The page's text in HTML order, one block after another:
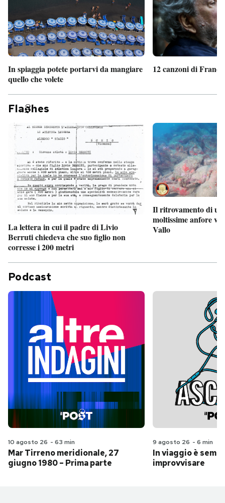
In spiaggia potete portarvi da mangiare
quello che volete
12 canzoni di
Fla hes
La lettera in cui il padre di Livio
Berruti chiedeva che suo figlio non
corresse i 200 metri
Il ritrovamento di
moltissime anfore
Vallo
Podcast
10 agosto 26 - 63 min
Mar Tirreno meridionale, 27
giugno 1980 – Prima parte
9 agosto 26 - 6 min
In viaggio è
improvvisare